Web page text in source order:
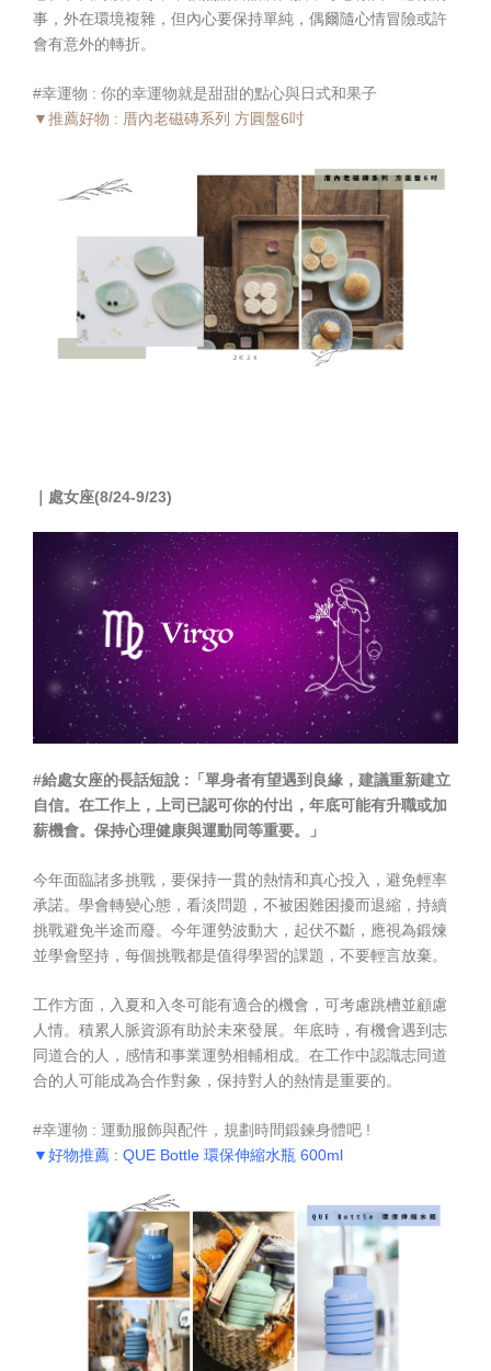
事，外在環境複雜，但內心要保持單純，偶爾隨心情冒險或許
會有意外的轉折。
#幸運物 : 你的幸運物就是甜甜的點心與日式和果子
▼推薦好物 : 厝內老磁磚系列 方圓盤6吋
處女座(8/24-9/23)
#給處女座的長話短說 :「單身者有望遇到良緣，建議重新建立
自信。在工作上，上司已認可你的付出，年底可能有升職或加
薪機會。保持心理健康與運動同等重要。」
今年面臨諸多挑戰，要保持一貫的熱情和真心投入，避免輕率
承諾。學會轉變心態，看淡問題，不被困難困擾而退縮，持續
挑戰避免半途而廢。今年運勢波動大，起伏不斷，應視為鍛煉
並學會堅持，每個挑戰都是值得學習的課題，不要輕言放棄。
工作方面，入夏和入冬可能有適合的機會，可考慮跳槽並顧慮
人情。積累人脈資源有助於未來發展。年底時，有機會遇到志
同道合的人，感情和事業運勢相輔相成。在工作中認識志同道
合的人可能成為合作對象，保持對人的熱情是重要的。
#幸運物 : 運動服飾與配件，規劃時間鍛鍊身體吧 !
▼好物推薦 : QUE Bottle 環保伸縮水瓶 600ml